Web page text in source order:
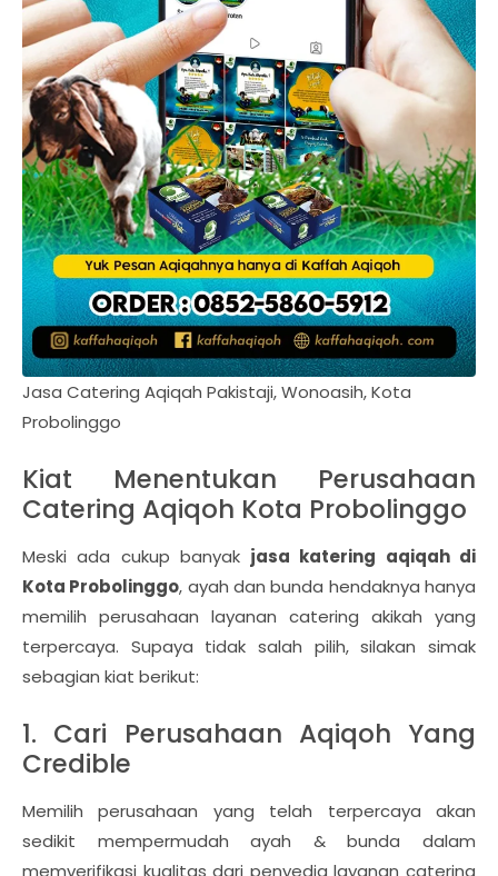
Jasa Catering Aqiqah Pakistaji, Wonoasih, Kota
Probolinggo
Kiat Menentukan Perusahaan
Catering Aqiqoh Kota Probolinggo
Meski ada cukup banyak jasa katering aqiqah di
Kota Probolinggo, ayah dan bunda hendaknya hanya
memilih perusahaan layanan catering akikah yang
terpercaya. Supaya tidak salah pilih, silakan simak
sebagian kiat berikut:
1. Cari Perusahaan Aqiqoh Yang
Credible
Memilih perusahaan yang telah terpercaya akan
sedikit mempermudah ayah & bunda dalam
memverifikasi kualitas dari penyedia layanan catering